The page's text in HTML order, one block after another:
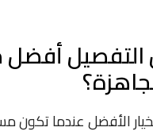
الأفضل عندما تكون